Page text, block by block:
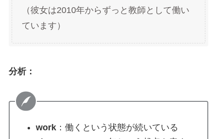
（彼女は2010年からずっと教師として働い
ています）
分析：
work：働くという状態が続いている